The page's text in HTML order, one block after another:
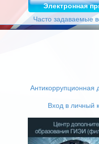
Электронная
Часто задаваемые
Антикоррупционная
Вход в личный